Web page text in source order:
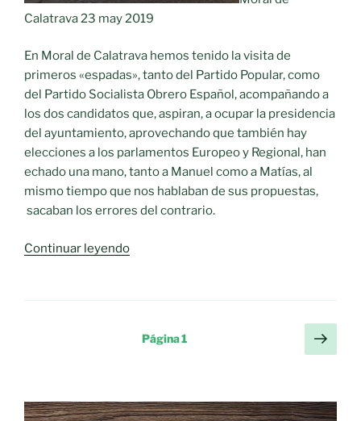
Calatrava 23 may 2019
En Moral de Calatrava hemos tenido la visita de
primeros «espadas», tanto del Partido Popular, como
del Partido Socialista Obrero Español, acompañando a
los dos candidatos que, aspiran, a ocupar la presidencia
del ayuntamiento, aprovechando que también hay
elecciones a los parlamentos Europeo y Regional, han
echado una mano, tanto a Manuel como a Matías, al
mismo tiempo que nos hablaban de sus propuestas,
sacaban los errores del contrario.
Continuar leyendo«A
de
Municipales»
Página1